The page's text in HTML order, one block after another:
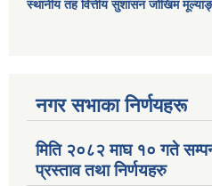
स्थानीय तह वित्तीय सुशासन जोखिम
नगर सभाका निर्णयहरू
मिति २०८२ माघ १० गते
प्रस्ताव तथा निर्णयहरु